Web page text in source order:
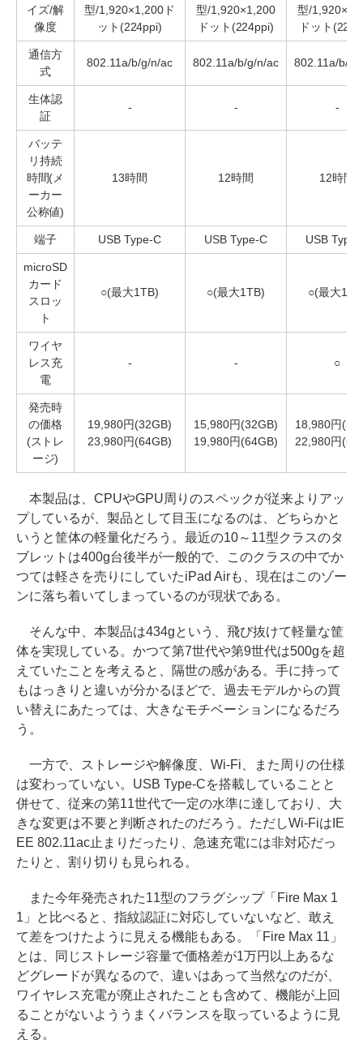
イズ/解
像度
型/1,920×1,200ド
ット(224ppi)
型/1,920×1,200
ドット(224ppi)
型/
ドット
通信方
式
802.11a/b/g/n/ac 802.11a/b/g/n/ac 802.11a/b/g/
生体認
証
- - -
バッテ
リ持続
時間(メ
ーカー
公称値)
13時間 12時間 12時間
端子 USB Type-C USB Type-C USB Type-
microSD
カード
スロッ
ト
○(最大1TB) ○(最大1TB) ○(最大
ワイヤ
レス充
電
- - ○
発売時
の価格
(ストレ
ージ)
19,980円(32GB)
23,980円(64GB)
15,980円(32GB)
19,980円(64GB)
18,980円
22,980円
本製品は、CPUやGPU周りのスペックが従来よりアッ
プしているが、製品として目玉になるのは、どちらかと
いうと筐体の軽量化だろう。最近の10～11型クラスのタ
ブレットは400g台後半が一般的で、このクラスの中でか
つては軽さを売りにしていたiPad Airも、現在はこのゾー
ンに落ち着いてしまっているのが現状である。
そんな中、本製品は434gという、飛び抜けて軽量な筐
体を実現している。かつて第7世代や第9世代は500gを超
えていたことを考えると、隔世の感がある。手に持って
もはっきりと違いが分かるほどで、過去モデルからの買
い替えにあたっては、大きなモチベーションになるだろ
う。
一方で、ストレージや解像度、Wi-Fi、また周りの仕様
は変わっていない。USB Type-Cを搭載していることと
併せて、従来の第11世代で一定の水準に達しており、大
きな変更は不要と判断されたのだろう。ただしWi-FiはIE
EE 802.11ac止まりだったり、急速充電には非対応だっ
たりと、割り切りも見られる。
また今年発売された11型のフラグシップ「Fire Max 1
1」と比べると、指紋認証に対応していないなど、敢え
て差をつけたように見える機能もある。「Fire Max 11」
とは、同じストレージ容量で価格差が1万円以上あるな
どグレードが異なるので、違いはあって当然なのだが、
ワイヤレス充電が廃止されたことも含めて、機能が上回
ることがないよううまくバランスを取っているように見
える。